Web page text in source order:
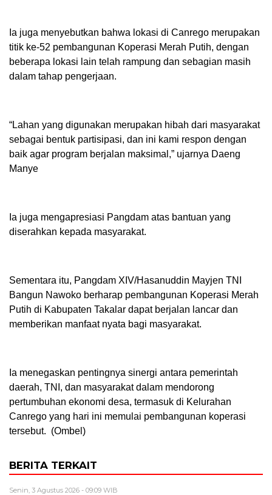
Ia juga menyebutkan bahwa lokasi di Canrego merupakan
titik ke-52 pembangunan Koperasi Merah Putih, dengan
beberapa lokasi lain telah rampung dan sebagian masih
dalam tahap pengerjaan.
“Lahan yang digunakan merupakan hibah dari masyarakat
sebagai bentuk partisipasi, dan ini kami respon dengan
baik agar program berjalan maksimal,” ujarnya Daeng
Manye
Ia juga mengapresiasi Pangdam atas bantuan yang
diserahkan kepada masyarakat.
Sementara itu, Pangdam XIV/Hasanuddin Mayjen TNI
Bangun Nawoko berharap pembangunan Koperasi Merah
Putih di Kabupaten Takalar dapat berjalan lancar dan
memberikan manfaat nyata bagi masyarakat.
Ia menegaskan pentingnya sinergi antara pemerintah
daerah, TNI, dan masyarakat dalam mendorong
pertumbuhan ekonomi desa, termasuk di Kelurahan
Canrego yang hari ini memulai pembangunan koperasi
tersebut. (Ombel)
BERITA TERKAIT
Senin, 3 Agustus 2026 - 09:09 WIB